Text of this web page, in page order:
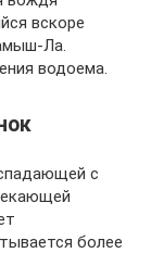
вскоре
Ла.
водоема.
с
более